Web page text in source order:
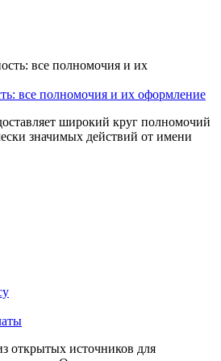
все полномочия и их оформление
широкий круг полномочий
значимых действий от имени
открытых источников для